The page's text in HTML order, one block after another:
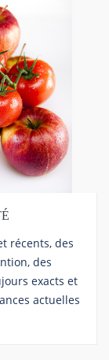
récents, des
des
exacts et
actuelles